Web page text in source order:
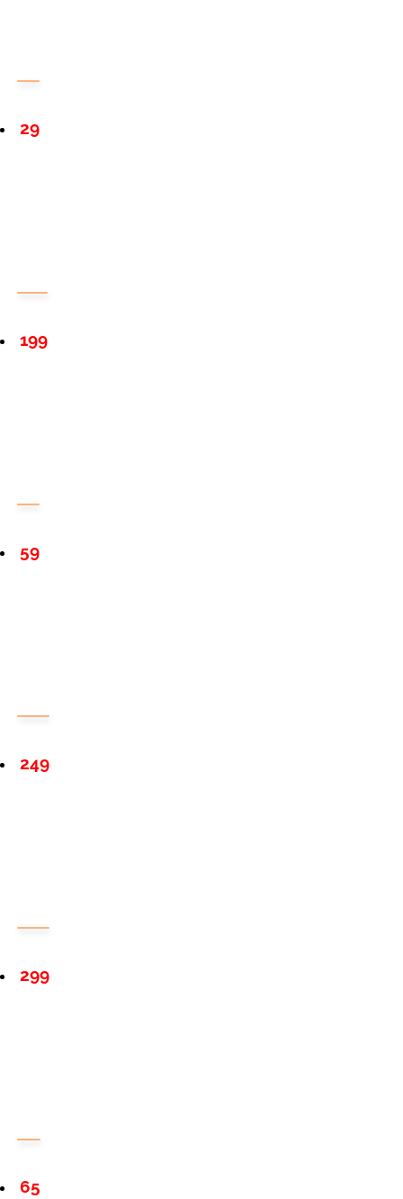
29
199
59
249
299
65